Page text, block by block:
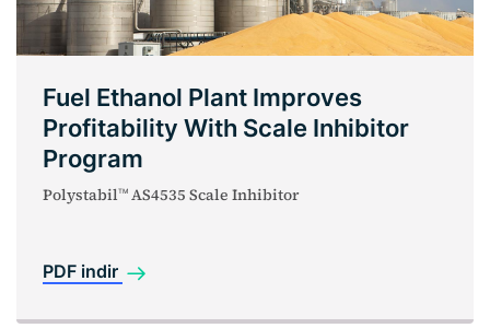
Fuel Ethanol Plant Improves
Profitability With Scale Inhibitor
Program
PolystabilTM AS4535 Scale Inhibitor
PDF indir